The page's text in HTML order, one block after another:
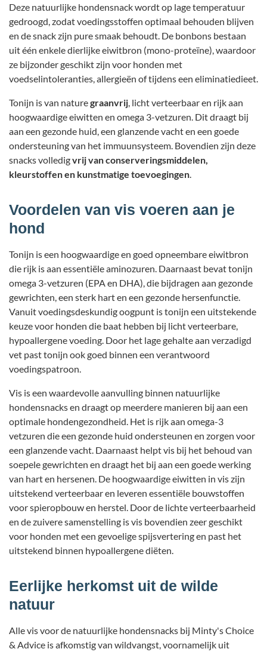
Deze natuurlijke hondensnack wordt op lage temperatuur
gedroogd, zodat voedingsstoffen optimaal behouden blijven
en de snack zijn pure smaak behoudt. De bonbons bestaan
uit één enkele dierlijke eiwitbron (mono-proteïne), waardoor
ze bijzonder geschikt zijn voor honden met
voedselintoleranties, allergieën of tijdens een eliminatiedieet.
Tonijn is van naturegraanvrij, licht verteerbaar en rijk aan
hoogwaardige eiwitten en omega 3-vetzuren. Dit draagt bij
aan een gezonde huid, een glanzende vacht en een goede
ondersteuning van het immuunsysteem. Bovendien zijn deze
snacks volledigvrij van conserveringsmiddelen,
kleurstoffen en kunstmatige toevoegingen.
Voordelen van vis voeren aan je
hond
Tonijn is een hoogwaardige en goed opneembare eiwitbron
die rijk is aan essentiële aminozuren. Daarnaast bevat tonijn
omega 3-vetzuren (EPA en DHA), die bijdragen aan gezonde
gewrichten, een sterk hart en een gezonde hersenfunctie.
Vanuit voedingsdeskundig oogpunt is tonijn een uitstekende
keuze voor honden die baat hebben bij licht verteerbare,
hypoallergene voeding. Door het lage gehalte aan verzadigd
vet past tonijn ook goed binnen een verantwoord
voedingspatroon.
Vis is een waardevolle aanvulling binnen natuurlijke
hondensnacks en draagt op meerdere manieren bij aan een
optimale hondengezondheid. Het is rijk aan omega-3
vetzuren die een gezonde huid ondersteunen en zorgen voor
een glanzende vacht. Daarnaast helpt vis bij het behoud van
soepele gewrichten en draagt het bij aan een goede werking
van hart en hersenen. De hoogwaardige eiwitten in vis zijn
uitstekend verteerbaar en leveren essentiële bouwstoffen
voor spieropbouw en herstel. Door de lichte verteerbaarheid
en de zuivere samenstelling is vis bovendien zeer geschikt
voor honden met een gevoelige spijsvertering en past het
uitstekend binnen hypoallergene diëten.
Eerlijke herkomst uit de wilde
natuur
Alle vis voor de natuurlijke hondensnacks bij Minty's Choice
& Advice is afkomstig van wildvangst, voornamelijk uit